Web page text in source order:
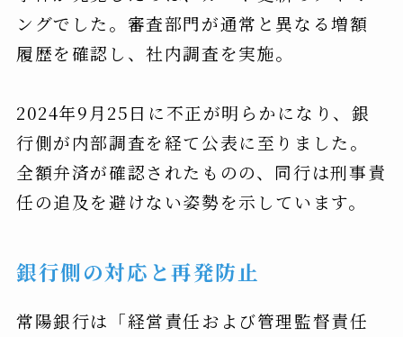
ングでした。審査部門が通常と異なる増額
履歴を確認し、社内調査を実施。
2024年9月25日に不正が明らかになり、銀
行側が内部調査を経て公表に至りました。
全額弁済が確認されたものの、同行は刑事責
任の追及を避けない姿勢を示しています。
銀行側の対応と再発防止
常陽銀行は「経営責任および管理監督責任